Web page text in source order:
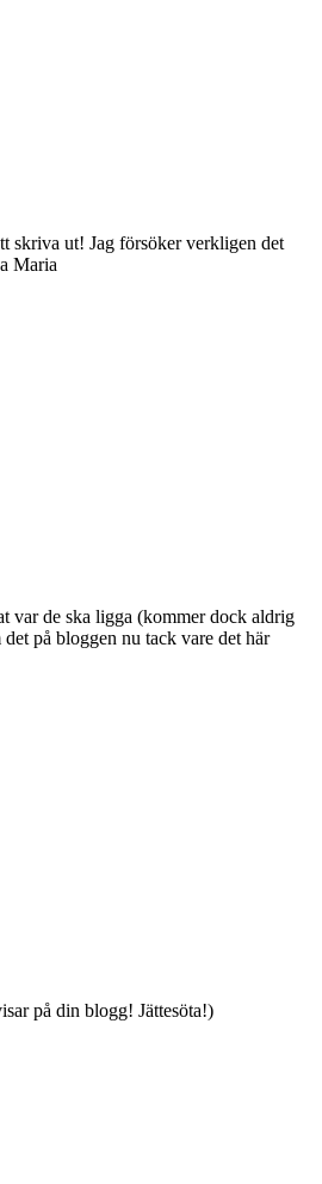
skriva ut! Jag försöker verkligen det
Maria
var de ska ligga (kommer dock aldrig
på bloggen nu tack vare det här
på din blogg! Jättesöta!)